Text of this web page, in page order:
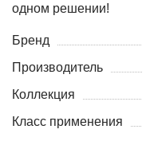
одном решении!
Бренд
Производитель
Коллекция
Класс применения